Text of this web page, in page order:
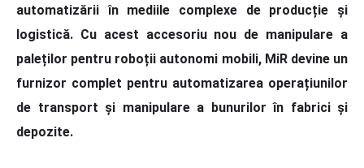
automatizării în mediile complexe de producție și
logistică. Cu acest accesoriu nou de manipulare a
paleților pentru roboții autonomi mobili, MiR devine un
furnizor complet pentru automatizarea operațiunilor
de transport și manipulare a bunurilor în fabrici și
depozite.